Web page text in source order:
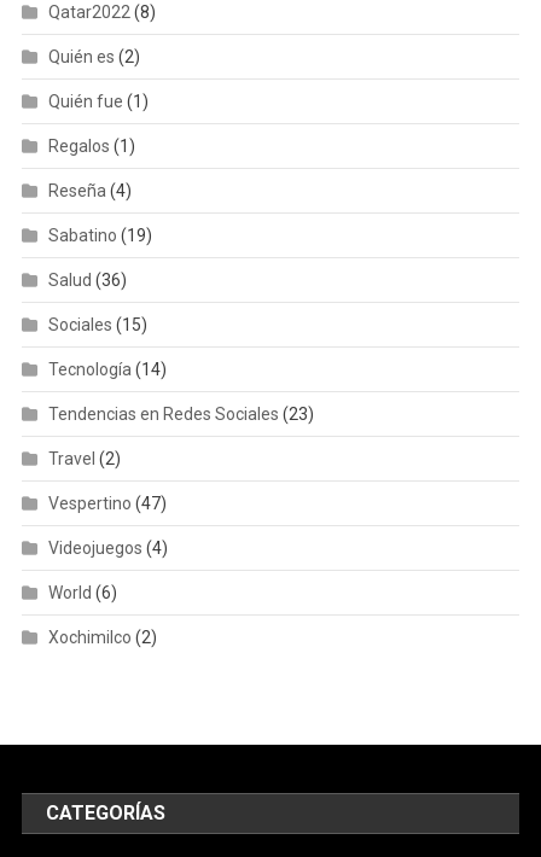
Qatar2022 (8)
Quién es (2)
Quién fue (1)
Regalos (1)
Reseña (4)
Sabatino (19)
Salud (36)
Sociales (15)
Tecnología (14)
Tendencias en Redes Sociales (23)
Travel (2)
Vespertino (47)
Videojuegos (4)
World (6)
Xochimilco (2)
CATEGORÍAS